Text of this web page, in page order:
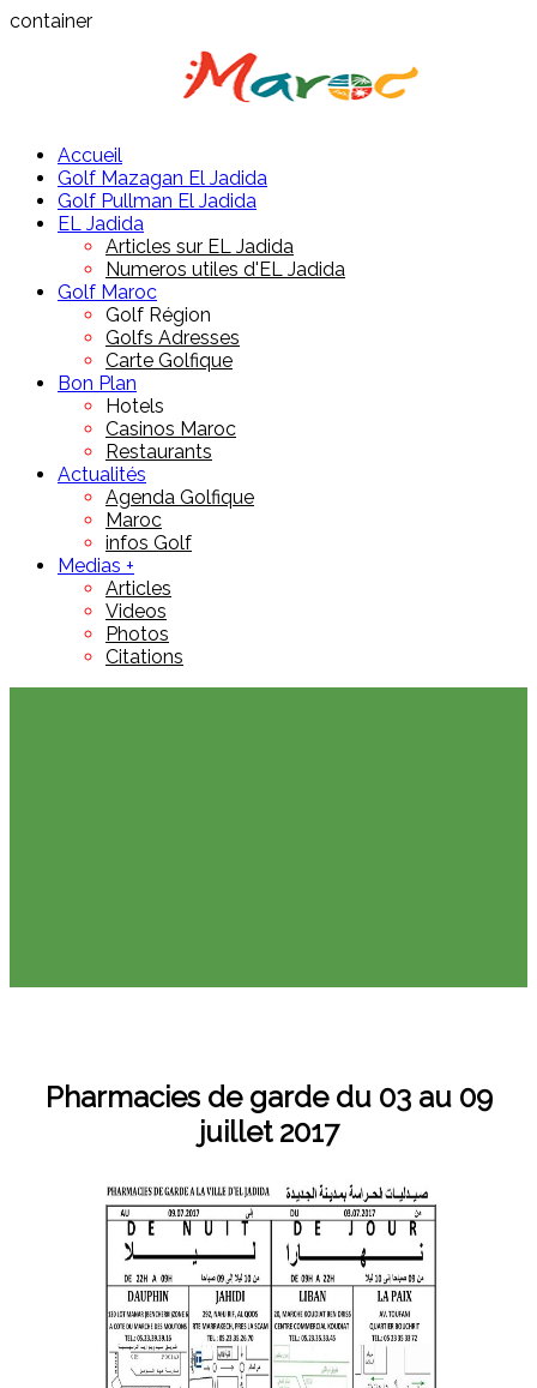
container
Accueil
Golf Mazagan El Jadida
Golf Pullman El Jadida
EL Jadida
Articles sur EL Jadida
Numeros utiles d'EL Jadida
Golf Maroc
Golf Région
Golfs Adresses
Carte Golfique
Bon Plan
Hotels
Casinos Maroc
Restaurants
Actualités
Agenda Golfique
Maroc
infos Golf
Medias +
Articles
Videos
Photos
Citations
Pharmacies de garde du 03 au 09
juillet 2017